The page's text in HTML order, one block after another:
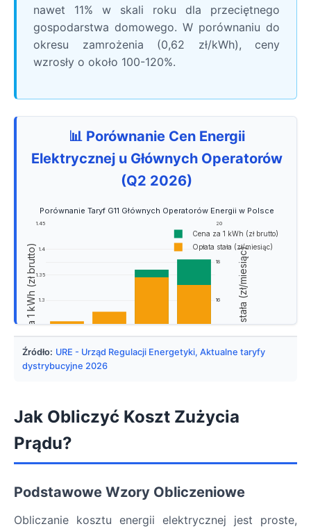
nawet 11% w skali roku dla przeciętnego
gospodarstwa domowego. W porównaniu do
okresu zamrożenia (0,62 zł/kWh), ceny
wzrosły o około 100-120%.
📊 Porównanie Cen Energii
Elektrycznej u Głównych Operatorów
(Q2 2026)
1.2
1.25
1.3
1.35
1.4
1.45
16
18
20
Cena za 1 kWh (zł brutto)
Opłata stała (zł/miesiąc)
Porównanie Taryf G11 Głównych Operatorów Energii w Polsce
Cena za 1 kWh (zł brutto) Opłata stała (zł/miesiąc)
Źródło: URE - Urząd Regulacji Energetyki, Aktualne taryfy
dystrybucyjne 2026
Jak Obliczyć Koszt Zużycia
Prądu?
Podstawowe Wzory Obliczeniowe
Obliczanie kosztu energii elektrycznej jest proste,